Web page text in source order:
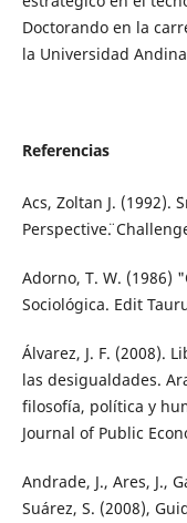
Doctorando en la
la Universidad
Referencias
Acs, Zoltan J. (1992).
Perspective¨.
Adorno, T. W. (1986)
Sociológica. Edit
Álvarez, J. F. (2008).
las desigualdades.
filosofía, política y
Journal of Public
Andrade, J., Ares, J.,
Suárez, S. (2008),